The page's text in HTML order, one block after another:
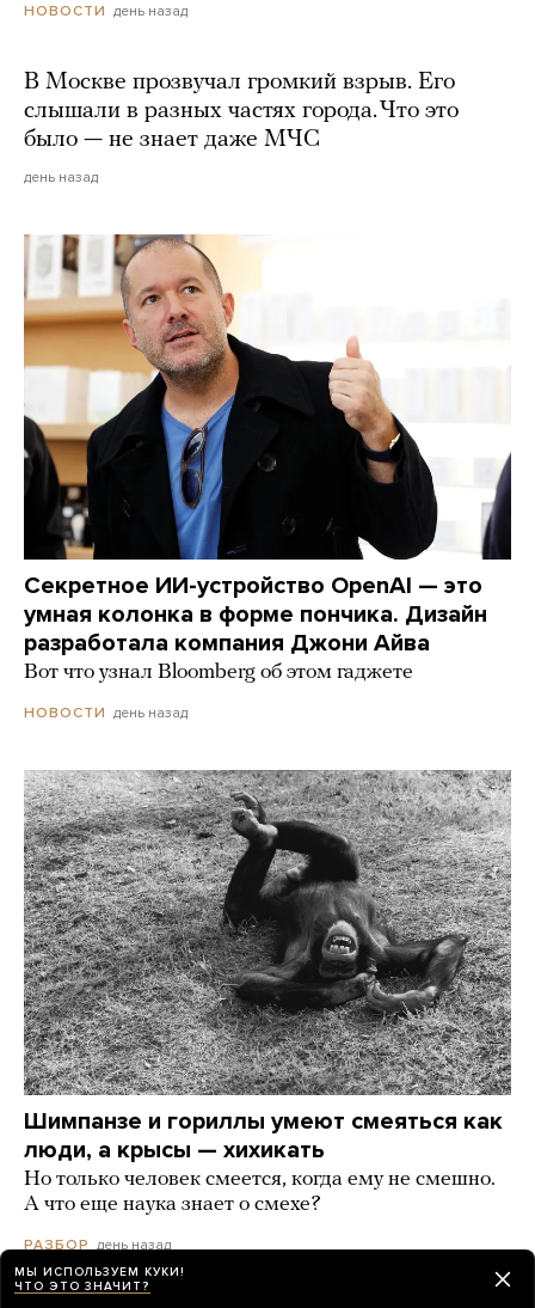
НОВОСТИ день назад
В Москве прозвучал громкий взрыв. Его
слышали в разных частях города. Что это
было — не знает даже МЧС
день назад
Секретное ИИ-устройство OpenAI — это
умная колонка в форме пончика. Дизайн
разработала компания Джони Айва
Вот что узнал Bloomberg об этом гаджете
НОВОСТИ день назад
Шимпанзе и гориллы умеют смеяться как
люди, а крысы — хихикать
Но только человек смеется, когда ему не смешно.
А что еще наука знает о смехе?
РАЗБОР день назад
МЫ ИСПОЛЬЗУЕМ КУКИ!
ЧТО ЭТО ЗНАЧИТ?